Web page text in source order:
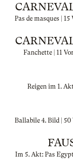
Pas de masques |
Fanchette | 11
Reigen im 1.
Ballabile 4. Bild | 50
Im 5. Akt: Pas